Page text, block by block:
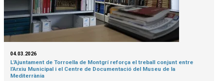
04.03.2026
L’Ajuntament de Torroella de Montgrí reforça el treball conjunt entre
l’Arxiu Municipal i el Centre de Documentació del Museu de la
Mediterrània